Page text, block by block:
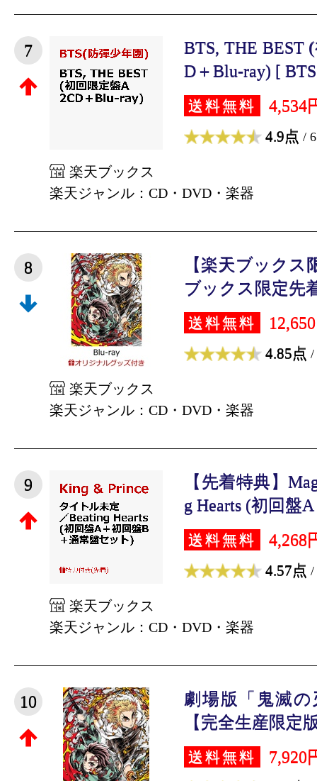
7
BTS, THE BEST
D＋Blu-ray) [
送料無料 4,534
4.9点 /
楽天ブックス
楽天ジャンル：CD・DVD・楽器
8
【楽天ブックス
ブックス限定先
送料無料
4.85点 /
楽天ブックス
楽天ジャンル：CD・DVD・楽器
9
【先着特典】
g Hearts (初回盤
送料無料 4,268
4.57点 /
楽天ブックス
楽天ジャンル：CD・DVD・楽器
10
劇場版「鬼滅
【完全生産限定
送料無料 7,920